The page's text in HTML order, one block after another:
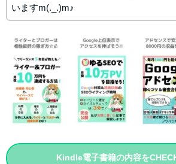
いますm(._.)m♪
Kindle電子書籍の内容を